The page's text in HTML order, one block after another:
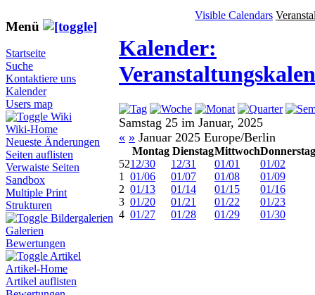
Menü
Startseite
Suche
Kontaktiere uns
Kalender
Users map
Wiki
Wiki-Home
Neueste Änderungen
Seiten auflisten
Verwaiste Seiten
Sandbox
Multiple Print
Strukturen
Bildergalerien
Galerien
Bewertungen
Artikel
Artikel-Home
Artikel auflisten
Visible Calendars
Kalender:
Samstag 25 im Januar, 2025
« » Januar 2025 Europe/Berlin
Montag DienstagMittwochDonnerstag
5212/30 12/31 01/01
01/02
1
01/06 01/07 01/08
01/09
2 01/13 01/14 01/15
01/16
3 01/20 01/21 01/22
01/23
4 01/27 01/28 01/29 01/30